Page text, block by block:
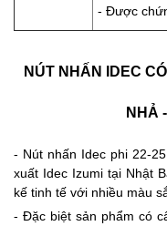
- Được
NÚT NHẤN IDEC
NHẢ
- Nút nhấn Idec phi 22-
xuất Idec Izumi tại Nhật
kế tinh tế với nhiều màu
- Đặc biệt sản phẩm có